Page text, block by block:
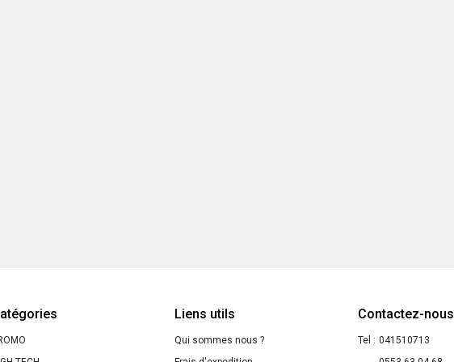
Liens utils
Qui sommes nous ?
Contactez-nous
Tel : 041510713